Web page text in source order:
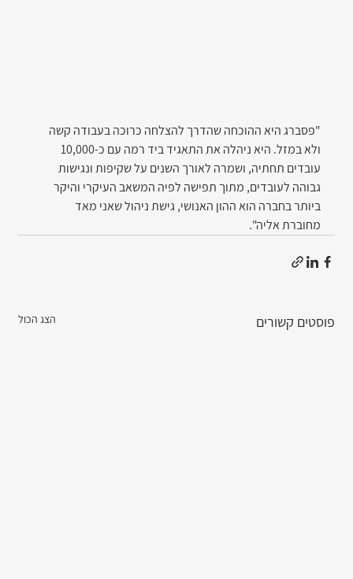
"פסברג היא ההוכחה שהדרך להצלחה כרוכה בעבודה קשה
ולא במזל. היא ניהלה את התאגיד ביד רמה עם כ-10,000
עובדים תחתיה, ושמרה לאורך השנים על שקיפות ונגישות
גבוהה לעובדים, מתוך תפישה לפיה המשאב העיקרי והיקר
ביותר בחברה הוא ההון האנושי, גישת ניהול שאני מאד
מחוברת אליה".
פוסטים קשורים הצג הכול